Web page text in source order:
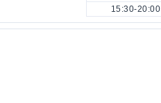
15:30-20:00